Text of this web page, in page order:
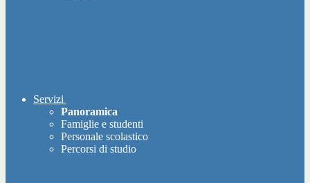
Servizi
Panoramica
Famiglie e studenti
Personale scolastico
Percorsi di studio